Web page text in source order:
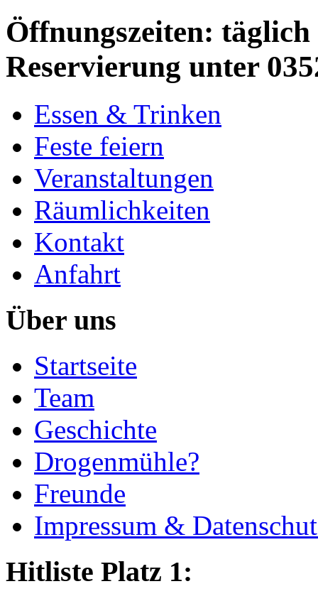
Öffnungszeiten: täglich
Reservierung unter
Essen & Trinken
Feste feiern
Veranstaltungen
Räumlichkeiten
Kontakt
Anfahrt
Über uns
Startseite
Team
Geschichte
Drogenmühle?
Freunde
Impressum &
Hitliste Platz 1: